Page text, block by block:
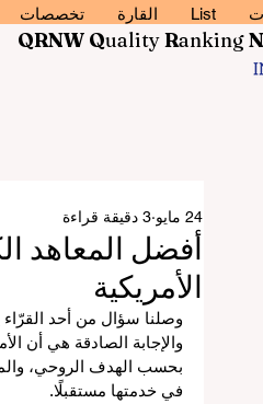
تخصصات القارة List
QRNW QualityRankingN
أفضل المعاهد
الأمريكية
24 مايو 3 دقيقة قراءة
وصلنا سؤال من أحد القرّاء
والإجابة الصادقة هي أن
بحسب الهدف الروحي،
في خدمتها مستقبلًا.